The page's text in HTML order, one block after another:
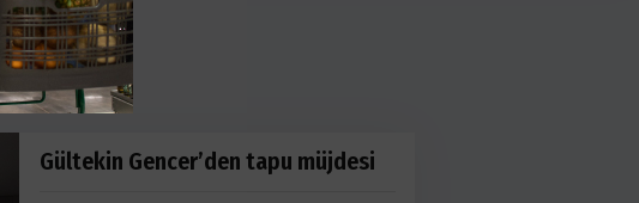
Gültekin Gencer’den tapu müjdesi